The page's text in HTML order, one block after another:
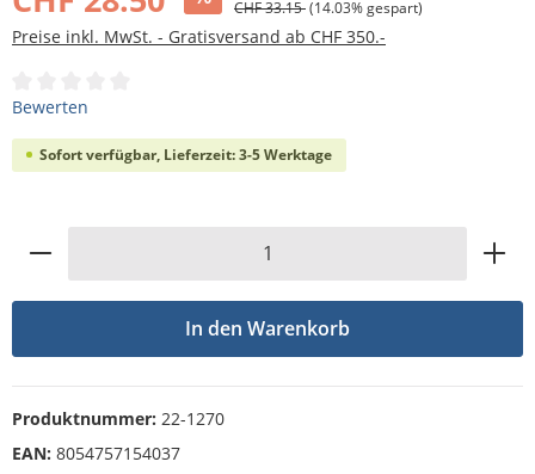
CHF 33.15(14.03% gespart)
Preise inkl. MwSt. - Gratisversand ab CHF 350.-
Durchschnittliche Bewertung von 0 von 5 Sternen
Bewerten
Sofort verfügbar, Lieferzeit: 3-5 Werktage
Produkt Anzahl: Gib den gewünschten
In den Warenkorb
Produktnummer: 22-1270
EAN: 8054757154037